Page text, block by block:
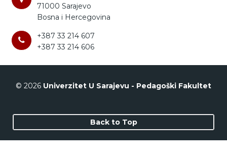
71000 Sarajevo
Bosna i Hercegovina
+387 33 214 607
+387 33 214 606
© 2026 Univerzitet U Sarajevu - Pedagoški Fakultet
Back to Top